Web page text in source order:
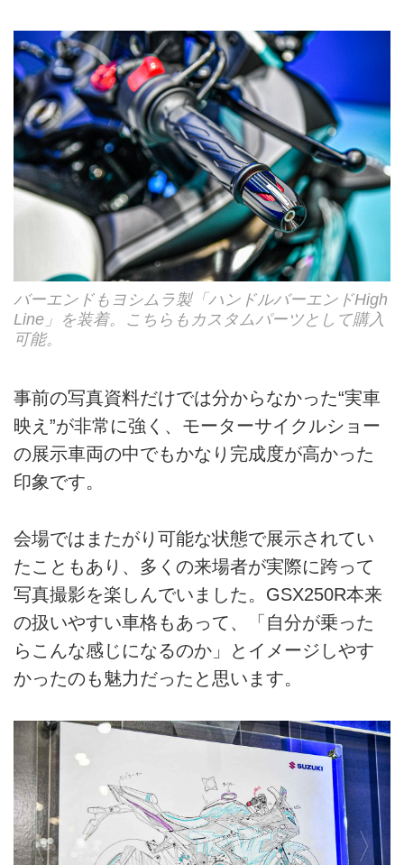
バーエンドもヨシムラ製「ハンドルバーエンドHigh
Line」を装着。こちらもカスタムパーツとして購入
可能。
事前の写真資料だけでは分からなかった“実車
映え”が非常に強く、モーターサイクルショー
の展示車両の中でもかなり完成度が高かった
印象です。
会場ではまたがり可能な状態で展示されてい
たこともあり、多くの来場者が実際に跨って
写真撮影を楽しんでいました。GSX250R本来
の扱いやすい車格もあって、「自分が乗った
らこんな感じになるのか」とイメージしやす
かったのも魅力だったと思います。